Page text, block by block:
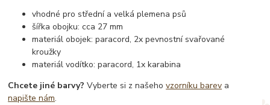
vhodné pro střední a velká plemena psů
šířka obojku: cca 27 mm
materiál obojek: paracord, 2x pevnostní svařované
kroužky
materiál vodítko: paracord, 1x karabina
Chcete jiné barvy? Vyberte si z našehovzorníku barev a
napište nám.